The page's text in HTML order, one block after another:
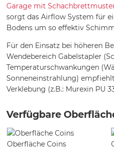
Garage mit
sorgt das Airflow System für
Bodens um so effektiv
Für den Einsatz bei höheren
Wendebereich Gabelstapler
Temperaturschwankungen
Sonneneinstrahlung)
Verklebung (z.B.: Murexin PU
Verfügbare
Oberfläche Coins